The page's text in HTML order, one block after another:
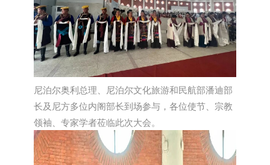
尼泊尔奥利总理、尼泊尔文化旅游和民航部潘迪部
长及尼方多位内阁部长到场参与，各位使节、宗教
领袖、专家学者莅临此次大会。